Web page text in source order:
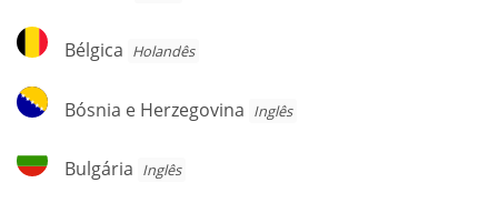
Bélgica
Bélgica Holandês
Bósnia
e
Bósnia e Herzegovina Inglês
Bulgária
Bulgária Inglês